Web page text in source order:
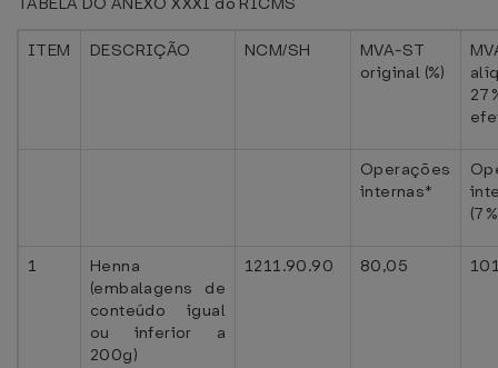
TABELA DO ANEXO XXXI do RICMS
ITEM DESCRIÇÃO NCM/SH
MVA-ST
original (%)
Operações
internas*
1
Henna
(embalagens de
conteúdo igual
ou inferior a
200g)
1211.90.90 80,05